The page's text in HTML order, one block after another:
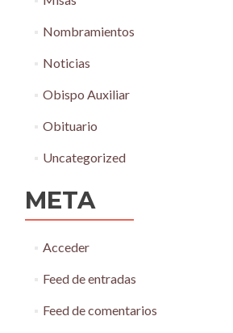
Nombramientos
Noticias
Obispo Auxiliar
Obituario
Uncategorized
META
Acceder
Feed de entradas
Feed de comentarios